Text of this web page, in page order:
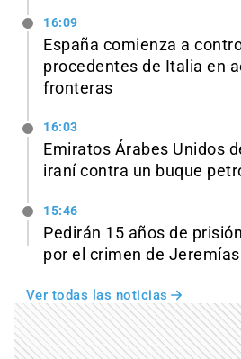
16:09
España comienza a
procedentes de Italia en
fronteras
16:03
Emiratos Árabes Unidos
iraní contra un buque
15:46
Pedirán 15 años de
por el crimen de
Ver todas las noticias